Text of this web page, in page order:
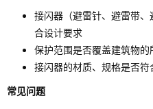
接闪器（避雷针、避雷带
合设计要求
保护范围是否覆盖建筑物
接闪器的材质、规格是否符
常见问题